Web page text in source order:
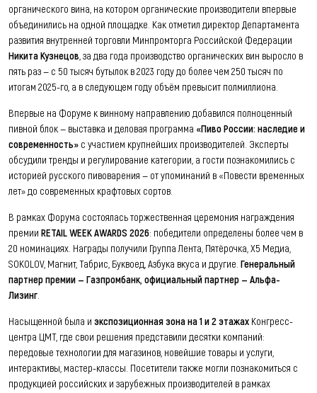
органического вина, на котором органические производители впервые
объединились на одной площадке. Как отметил директор Департамента
развития внутренней торговли Минпромторга Российской Федерации
Никита Кузнецов , за два года производство органических вин выросло в
пять раз — с 50 тысяч бутылок в 2023 году до более чем 250 тысяч по
итогам 2025-го, а в следующем году объём превысит полмиллиона.
Впервые на Форуме к винному направлению добавился полноценный
пивной блок — выставка и деловая программа «Пиво России: наследие и
современность» с участием крупнейших производителей. Эксперты
обсудили тренды и регулирование категории, а гости познакомились с
историей русского пивоварения — от упоминаний в «Повести временных
лет» до современных крафтовых сортов.
В рамках Форума состоялась торжественная церемония награждения
премии RETAIL WEEK AWARDS 2026: победители определены более чем в
20 номинациях. Награды получили Группа Лента, Пятёрочка, Х5 Медиа,
SOKOLOV, Магнит, Табрис, Буквоед, Азбука вкуса и другие. Генеральный
партнер премии — Газпромбанк, официальный партнер — Альфа-
Лизинг
Насыщенной была и экспозиционная зона на 1 и 2 этажах Конгресс-
центра ЦМТ, где свои решения представили десятки компаний:
передовые технологии для магазинов, новейшие товары и услуги,
интерактивы, мастер-классы. Посетители также могли познакомиться с
продукцией российских и зарубежных производителей в рамках